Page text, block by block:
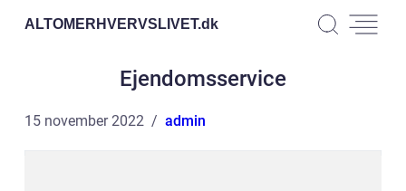
ALTOMERHVERVSLIVET.dk
Ejendomsservice
15 november 2022 admin